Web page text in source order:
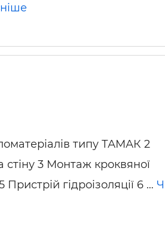
типу ТАМАК 2
3 Монтаж кроквяної
гідроізоляції 6 …